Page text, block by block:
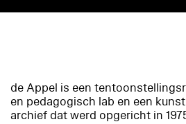
de Appel is een
en pedagogisch lab en een
archief dat werd opgericht in